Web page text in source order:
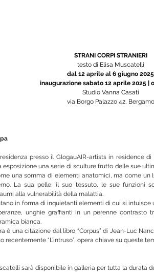
STRANI CORPI STRANIERI
testo di Elisa Muscatelli
dal 12 aprile al 6 giugno 2025
inaugurazione sabato 12 aprile 2025 |
Studio Vanna Casati
via Borgo Palazzo 42, Bergamo
presso il GlogauAIR-artists in residence
esposizione una serie di sculture frutto delle sue
una somma di elementi anatomici, ma come un
La sua pelle, il suo tessuto, le sue funzioni
alla vulnerabilità della malattia.
in forma di inquietanti elementi di cui si
unghie graffianti in un perenne contrasto
bianca.
è una citazione dal libro “Corpus” di Jean-Luc
recentemente “L’intruso”, opera chiave su queste
sarà disponibile in galleria per tutta la durata